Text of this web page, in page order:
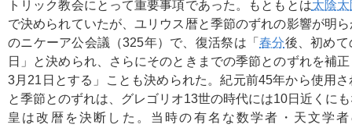
トリック教会にとって重要事項であった。もともとは太陰
で決められていたが、ユリウス暦と季節のずれの影響が明
のニケーア公会議（325年）で、復活祭は「春分後、初め
日」と決められ、さらにそのときまでの季節とのずれを補
3月21日とする」ことも決められた。紀元前45年から使用
と季節とのずれは、グレゴリオ13世の時代には10日近くに
皇は改暦を決断した。当時の有名な数学者・天文学